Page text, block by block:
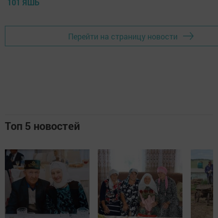
101 ЯШЬ
Перейти на страницу новости
Топ 5 новостей